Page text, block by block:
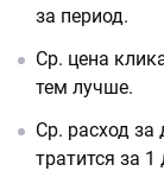
за период.
Ср. цена
тем лучше.
Ср. расход
тратится за